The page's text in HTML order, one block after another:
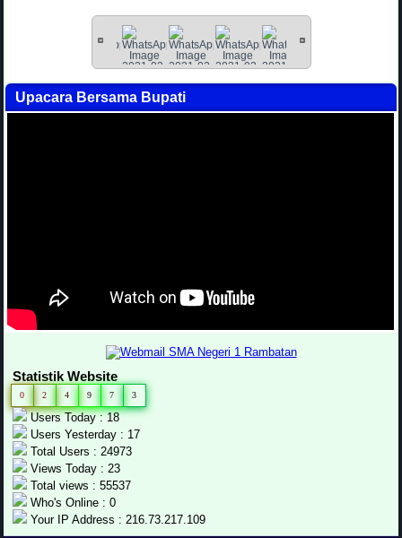
Upacara Bersama Bupati
Statistik Website
0 2 4 9 7 3
Users Today : 18
Users Yesterday : 17
Total Users : 24973
Views Today : 23
Total views : 55537
Who's Online : 0
Your IP Address : 216.73.217.109